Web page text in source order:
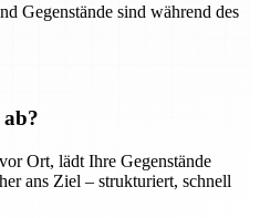
Gegenstände sind während des
Ort, lädt Ihre Gegenstände
ans Ziel – strukturiert, schnell